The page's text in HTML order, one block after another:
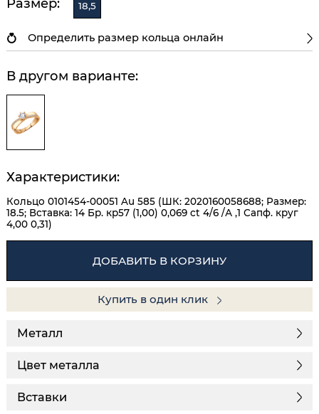
Размер:
18,5
Определить размер кольца онлайн
В другом варианте:
Характеристики:
Кольцо 0101454-00051 Au 585 (ШК: 2020160058688; Размер:
18.5; Вставка: 14 Бр. кр57 (1,00) 0,069 ct 4/6 /А ,1 Сапф. круг
4,00 0,31)
ДОБАВИТЬ В КОРЗИНУ
Купить в один клик
Металл
Цвет металла
Вставки